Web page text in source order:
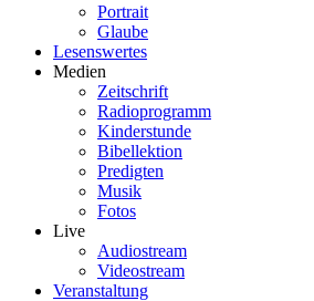
Portrait
Glaube
Lesenswertes
Medien
Zeitschrift
Radioprogramm
Kinderstunde
Bibellektion
Predigten
Musik
Fotos
Live
Audiostream
Videostream
Veranstaltung